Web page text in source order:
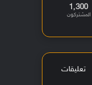
1٬300
المشتركون
تعليقات